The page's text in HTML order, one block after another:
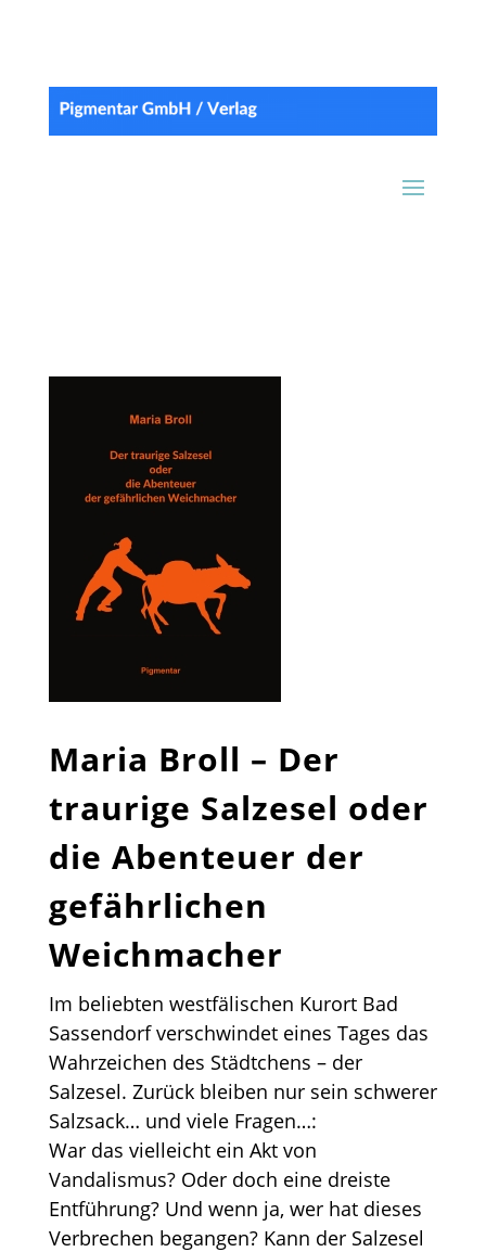
Maria Broll – Der
traurige Salzesel oder
die Abenteuer der
gefährlichen
Weichmacher
Im beliebten westfälischen Kurort Bad
Sassendorf verschwindet eines Tages das
Wahrzeichen des Städtchens – der
Salzesel. Zurück bleiben nur sein schwerer
Salzsack… und viele Fragen…:
War das vielleicht ein Akt von
Vandalismus? Oder doch eine dreiste
Entführung? Und wenn ja, wer hat dieses
Verbrechen begangen? Kann der Salzesel